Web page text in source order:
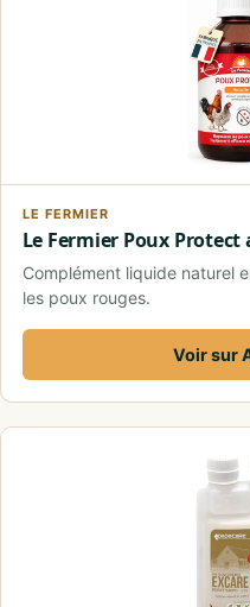
LE FERMIER
Le Fermier Poux
Complément liquide naturel
les poux rouges.
Voir sur